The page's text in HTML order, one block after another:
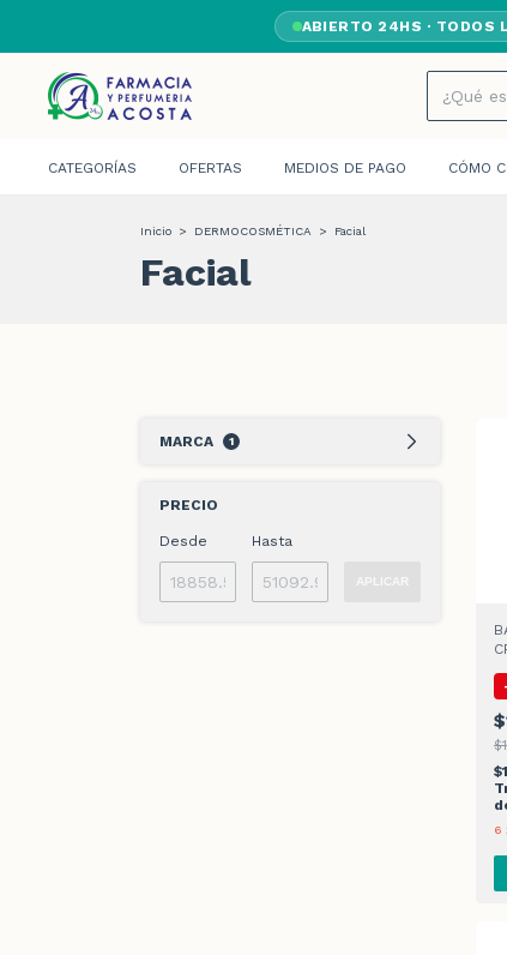
ABIERTO 24HS · TODOS
CATEGORÍAS OFERTAS MEDIOS DE PAGO CÓMO
Inicio > DERMOCOSMÉTICA > Facial
Facial
MARCA 1
PRECIO
Desde Hasta
APLICAR
6